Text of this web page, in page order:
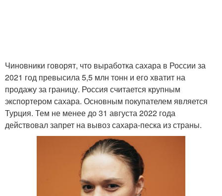
Чиновники говорят, что выработка сахара в России за
2021 год превысила 5,5 млн тонн и его хватит на
продажу за границу. Россия считается крупным
экспортером сахара. Основным покупателем является
Турция. Тем не менее до 31 августа 2022 года
действовал запрет на вывоз сахара-песка из страны.